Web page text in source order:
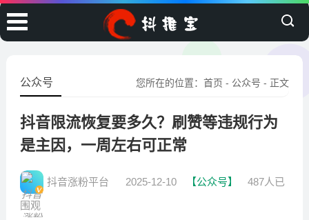
您所在的位置：首页 - 公众号 - 正文
公众号
抖音限流恢复要多久？刷赞等违规行为
是主因，一周左右可正常
抖音涨粉平台 2025-12-10 【公众号】
487人已
围观